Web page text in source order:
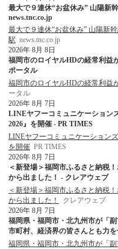
最大で９連休“お盆休み” 山陽新
news.tnc.co.jp
最大で９連休“お盆休み” 山陽新
駅 news.tnc.co.jp
2026年 8月 8日
福岡市のロイヤルHDの経常利益
ポータル
福岡市のロイヤルHDの経常利益
ータル
2026年 8月 7日
LINEヤフーコミュニケーション
2026』を開催 - PR TIMES
LINEヤフーコミュニケーション
を開催 PR TIMES
2026年 8月 7日
＜新登場＞福岡市ふるさと納税
から出ました！ - クレアウェブ
＜新登場＞福岡市ふるさと納税
から出ました！
クレアウェブ
2026年 8月 7日
福岡県・福岡市・北九州市が「
市町村、経済界の皆さんとも力
福岡県・福岡市・北九州市が「